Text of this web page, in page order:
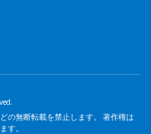
の無断転載を禁止します。 著作権は
す。